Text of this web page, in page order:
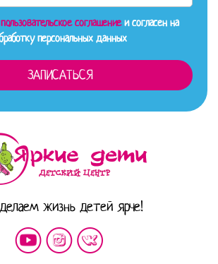
пользовательское соглашениеи согласен на
персональных данных
жизнь детей ярче!